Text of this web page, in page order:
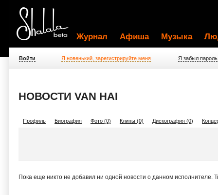
Журнал Афиша Музыка
Войти Я новенький, зарегистрируйте меня Я забыл пароль
НОВОСТИ VAN HAI
Профиль Биография Фото (0) Клипы (0) Дискография (0)
Пока еще никто не добавил ни одной новости о данном